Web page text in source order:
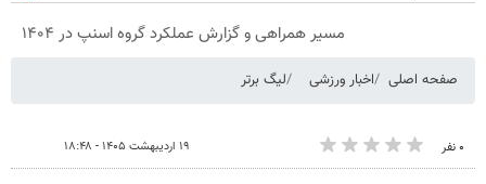
مسیر همراهی و گزارش عملکرد گروه اسنپ در ۱۴۰۴
صفحه اصلی اخبار ورزشی لیگ برتر
۰ نفر ۱۹ اردیبهشت ۱۴۰۵ - ۱۸:۴۸